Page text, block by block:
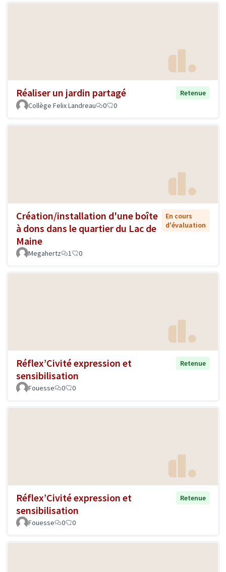
Réaliser un jardin partagé
Retenue
Collège Felix Landreau
0 0
Création/installation d'une boîte
à dons dans le quartier du Lac de
Maine
En cours
d'évaluation
Megahertz 1 0
Réflex’Civité expression et
sensibilisation
Retenue
Fouesse 0 0
Réflex’Civité expression et
sensibilisation
Retenue
Fouesse 0 0